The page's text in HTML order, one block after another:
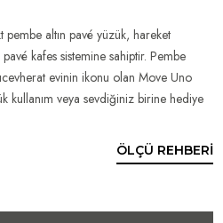
pembe altın pavé yüzük, hareket
kafes sistemine sahiptir. Pembe
evinin ikonu olan Move Uno
kullanım veya sevdiğiniz birine hediye
ÖLÇÜ REHBERİ